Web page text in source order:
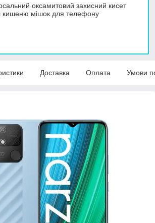
оксамитовий захисний кисет
кишеню мішок для телефону
Доставка Оплата Умови